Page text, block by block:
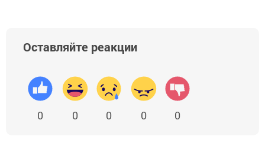
Оставляйте реакции
0 0 0 0 0